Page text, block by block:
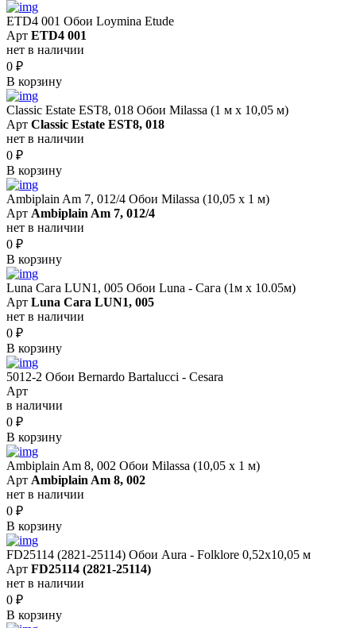
ETD4 001 Обои Loymina Etude
Арт ETD4 001
нет в наличии
0 ₽
В корзину
Classic Estate EST8, 018 Обои Milassa (1 м х 10,05 м)
Арт Classic Estate EST8, 018
нет в наличии
0 ₽
В корзину
Ambiplain Am 7, 012/4 Обои Milassa (10,05 х 1 м)
Арт Ambiplain Am 7, 012/4
нет в наличии
0 ₽
В корзину
Luna Сага LUN1, 005 Обои Luna - Сага (1м х 10.05м)
Арт Luna Сага LUN1, 005
нет в наличии
0 ₽
В корзину
5012-2 Обои Bernardo Bartalucci - Cesara
Арт
в наличии
0 ₽
В корзину
Ambiplain Am 8, 002 Обои Milassa (10,05 х 1 м)
Арт Ambiplain Am 8, 002
нет в наличии
0 ₽
В корзину
FD25114 (2821-25114) Обои Aura - Folklore 0,52x10,05 м
Арт FD25114 (2821-25114)
нет в наличии
0 ₽
В корзину